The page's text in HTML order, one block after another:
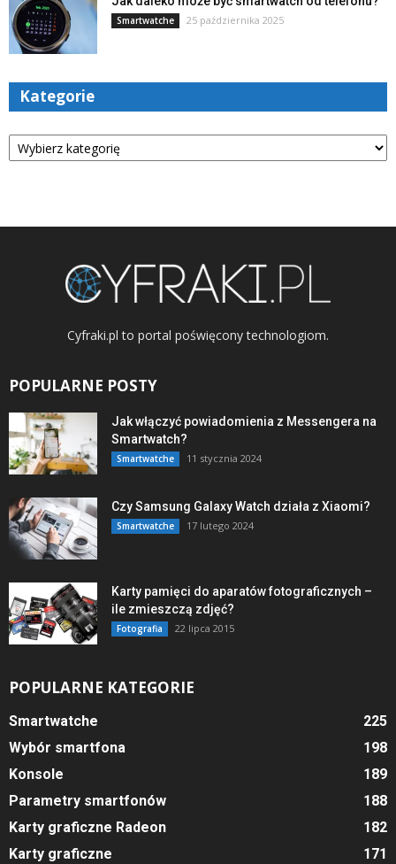
Smartwatche 25 października 2025
Kategorie
Kategorie
Cyfraki.pl to portal poświęcony technologiom.
POPULARNE POSTY
Jak włączyć powiadomienia z Messengera na
Smartwatch?
Smartwatche 11 stycznia 2024
Czy Samsung Galaxy Watch działa z Xiaomi?
Smartwatche 17 lutego 2024
Karty pamięci do aparatów fotograficznych –
ile zmieszczą zdjęć?
Fotografia 22 lipca 2015
POPULARNE KATEGORIE
Smartwatche
225
Wybór smartfona
198
Konsole
189
Parametry smartfonów
188
Karty graficzne Radeon
182
Karty graficzne
171